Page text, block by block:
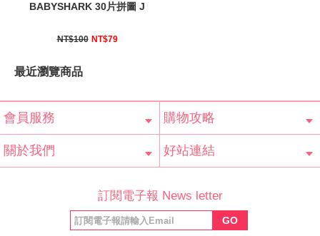
BABYSHARK 30片拼圖 J
NT$100 NT$79
最近瀏覽商品
會員服務
會員辨法
客服信箱
隱私條款
網站導覽
購物攻略
常見問題
購物說明
訂單查詢
關於我們 好站連結
福利協會
絲專頁
訂閱電子報 News letter
GO